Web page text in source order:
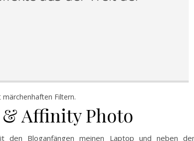
märchenhaften Filtern.
Affinity Photo
Bloganfängen meinen Laptop und neben